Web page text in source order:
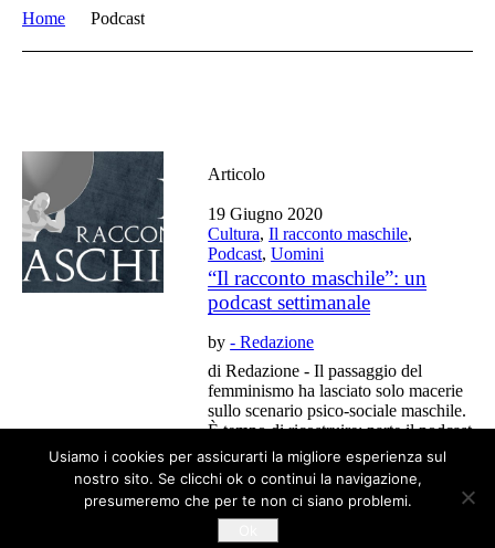
Home Podcast
Articolo
19 Giugno 2020
Cultura,Il racconto maschile,
Podcast,Uomini
“Il racconto maschile”: un
podcast settimanale
by- Redazione
di Redazione - Il passaggio del
femminismo ha lasciato solo macerie
sullo scenario psico-sociale maschile.
È tempo di ricostruire: parte il podcast
"Il racconto maschile".
Tutti gli articoli del blog sono liberi da copyright
Usiamo i cookies per assicurarti la migliore esperienza sul
nostro sito. Se clicchi ok o continui la navigazione,
presumeremo che per te non ci siano problemi.